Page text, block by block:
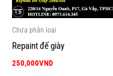
Chưa phân loại
Repaint đế giày
250,000VND